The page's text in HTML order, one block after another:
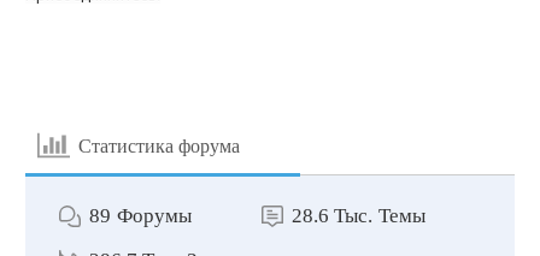
Статистика форума
89 Форумы 28.6 Тыс. Темы